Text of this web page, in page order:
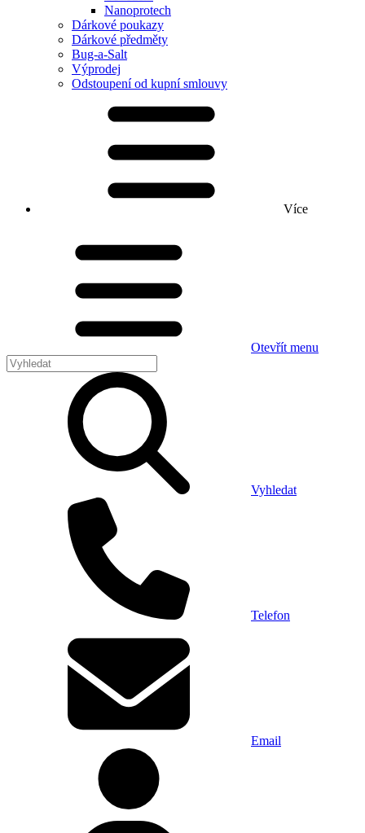
Nanoprotech
Dárkové poukazy
Dárkové předměty
Bug-a-Salt
Výprodej
Odstoupení od kupní smlouvy
Více
Otevřít menu
Vyhledat
Telefon
Email